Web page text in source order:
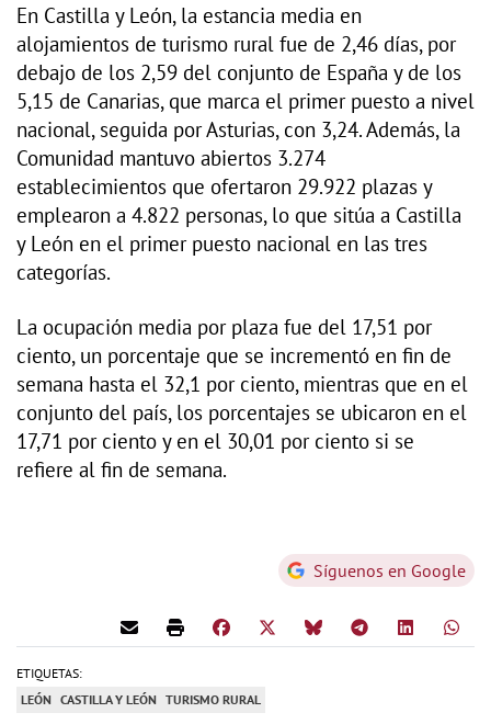
En Castilla y León, la estancia media en
alojamientos de turismo rural fue de 2,46 días, por
debajo de los 2,59 del conjunto de España y de los
5,15 de Canarias, que marca el primer puesto a nivel
nacional, seguida por Asturias, con 3,24. Además, la
Comunidad mantuvo abiertos 3.274
establecimientos que ofertaron 29.922 plazas y
emplearon a 4.822 personas, lo que sitúa a Castilla
y León en el primer puesto nacional en las tres
categorías.
La ocupación media por plaza fue del 17,51 por
ciento, un porcentaje que se incrementó en fin de
semana hasta el 32,1 por ciento, mientras que en el
conjunto del país, los porcentajes se ubicaron en el
17,71 por ciento y en el 30,01 por ciento si se
refiere al fin de semana.
Síguenos en Google
ETIQUETAS:
LEÓN CASTILLA Y LEÓN TURISMO RURAL